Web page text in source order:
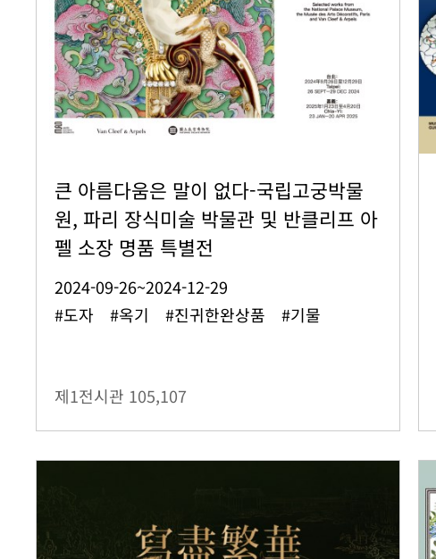
큰 아름다움은 말이 없다-국립고궁박물
원, 파리 장식미술 박물관 및 반클리프 아
펠 소장 명품 특별전
2024-09-26~2024-12-29
#도자 #옥기 #진귀한완상품 #기물
제1전시관 105,107